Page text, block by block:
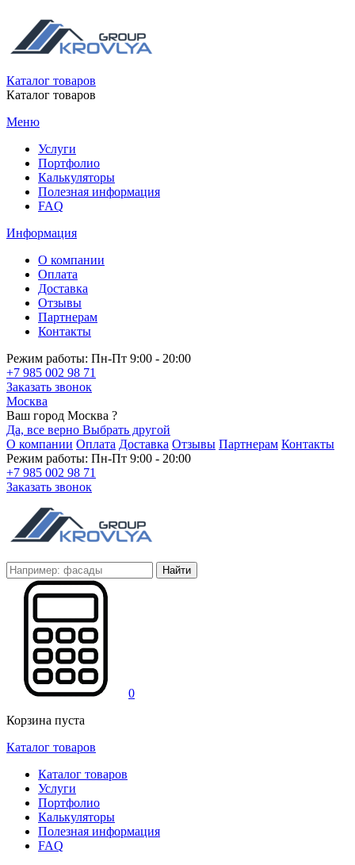
Каталог товаров
Каталог товаров
Меню
Услуги
Портфолио
Калькуляторы
Полезная информация
FAQ
Информация
О компании
Оплата
Доставка
Отзывы
Партнерам
Контакты
Режим работы: Пн-Пт 9:00 - 20:00
+7 985 002 98 71
Заказать звонок
Москва
Ваш город Москва ?
Да, все верно Выбрать другой
О компании Оплата Доставка Отзывы Партнерам Контакты
Режим работы: Пн-Пт 9:00 - 20:00
+7 985 002 98 71
Заказать звонок
Найти
0
Корзина пуста
Каталог товаров
Каталог товаров
Услуги
Портфолио
Калькуляторы
Полезная информация
FAQ